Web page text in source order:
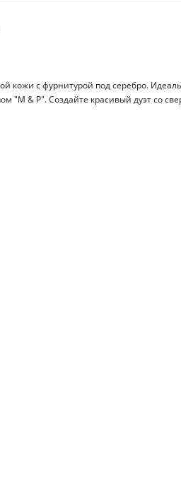
кожи c фурнитурой под серебро.
"M & P". Создайте красивый дуэт со